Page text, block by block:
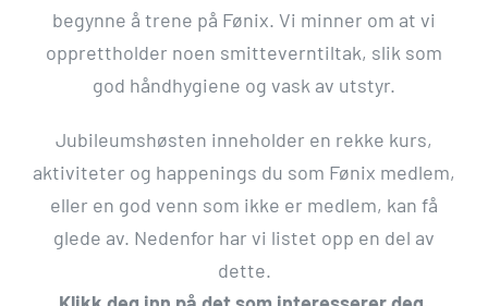
begynne å trene på Fønix. Vi minner om at vi
opprettholder noen smitteverntiltak, slik som
god håndhygiene og vask av utstyr.
Jubileumshøsten inneholder en rekke kurs,
aktiviteter og happenings du som Fønix medlem,
eller en god venn som ikke er medlem, kan få
glede av. Nedenfor har vi listet opp en del av
dette.